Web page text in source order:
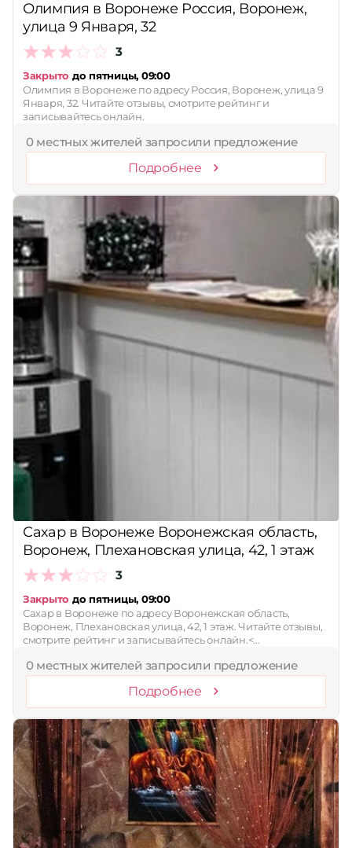
Олимпия в Воронеже Россия, Воронеж,
улица 9 Января, 32
3
Закрыто до пятницы, 09:00
Олимпия в Воронеже по адресу Россия, Воронеж, улица 9
Января, 32. Читайте отзывы, смотрите рейтинг и
записывайтесь онлайн.
0 местных жителей запросили предложение
Подробнее
Сахар в Воронеже Воронежская область,
Воронеж, Плехановская улица, 42, 1 этаж
3
Закрыто до пятницы, 09:00
Сахар в Воронеже по адресу Воронежская область,
Воронеж, Плехановская улица, 42, 1 этаж. Читайте отзывы,
смотрите рейтинг и записывайтесь онлайн.<…
0 местных жителей запросили предложение
Подробнее